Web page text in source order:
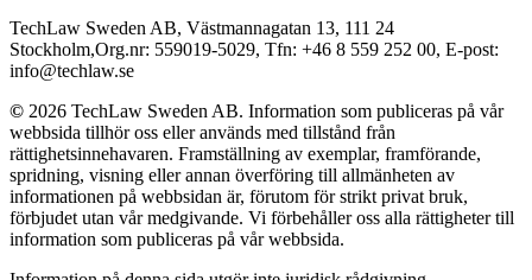
TechLaw Sweden AB, Västmannagatan 13, 111 24
Stockholm,Org.nr: 559019-5029, Tfn: +46 8 559 252 00, E-post:
info@techlaw.se
© 2026 TechLaw Sweden AB. Information som publiceras på vår
webbsida tillhör oss eller används med tillstånd från
rättighetsinnehavaren. Framställning av exemplar, framförande,
spridning, visning eller annan överföring till allmänheten av
informationen på webbsidan är, förutom för strikt privat bruk,
förbjudet utan vår medgivande. Vi förbehåller oss alla rättigheter till
information som publiceras på vår webbsida.